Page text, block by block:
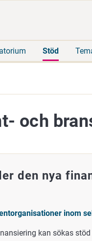
Stöd
och
den nya
inom
kan sökas